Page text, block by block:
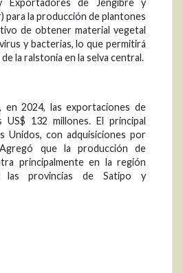
y Exportadores de Jengibre y
para la producción de plantones
de obtener material vegetal
y bacterias, lo que permitirá
la ralstonia en la selva central.
en 2024, las exportaciones de
US$ 132 millones. El principal
Unidos, con adquisiciones por
que la producción de
principalmente en la región
las provincias de Satipo y